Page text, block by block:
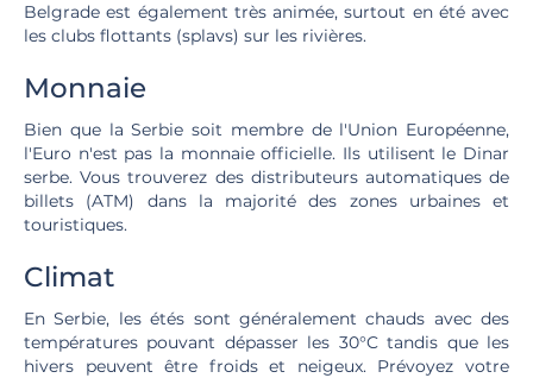
Belgrade est également très animée, surtout en été avec
les clubs flottants (splavs) sur les rivières.
Monnaie
Bien que la Serbie soit membre de l'Union Européenne,
l'Euro n'est pas la monnaie officielle. Ils utilisent le Dinar
serbe. Vous trouverez des distributeurs automatiques de
billets (ATM) dans la majorité des zones urbaines et
touristiques.
Climat
En Serbie, les étés sont généralement chauds avec des
températures pouvant dépasser les 30°C tandis que les
hivers peuvent être froids et neigeux. Prévoyez votre